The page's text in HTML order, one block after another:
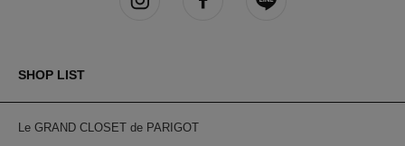
SHOP LIST
Le GRAND CLOSET de PARIGOT